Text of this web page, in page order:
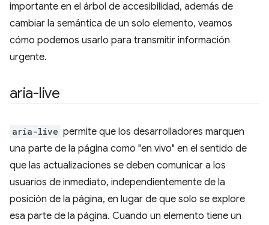
importante en el árbol de accesibilidad, además de
cambiar la semántica de un solo elemento, veamos
cómo podemos usarlo para transmitir información
urgente.
aria-live
aria-live permite que los desarrolladores marquen
una parte de la página como "en vivo" en el sentido de
que las actualizaciones se deben comunicar a los
usuarios de inmediato, independientemente de la
posición de la página, en lugar de que solo se explore
esa parte de la página. Cuando un elemento tiene un